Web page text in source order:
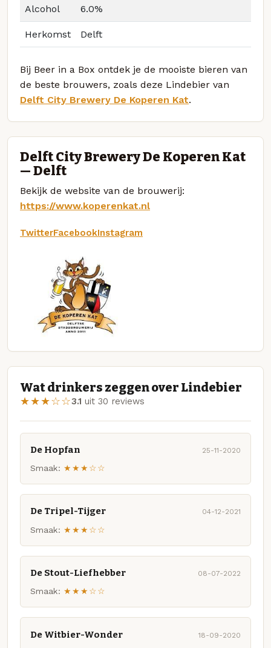
Alcohol 6.0%
Herkomst Delft
Bij Beer in a Box ontdek je de mooiste bieren van
de beste brouwers, zoals deze Lindebier van
Delft City Brewery De Koperen Kat.
Delft City Brewery De Koperen Kat
— Delft
Bekijk de website van de brouwerij:
https://www.koperenkat.nl
TwitterFacebookInstagram
Wat drinkers zeggen over Lindebier
★★★☆☆3.1 uit 30 reviews
De Hopfan 25-11-2020
Smaak: ★★★☆☆
De Tripel-Tijger 04-12-2021
Smaak: ★★★☆☆
De Stout-Liefhebber 08-07-2022
Smaak: ★★★☆☆
De Witbier-Wonder 18-09-2020